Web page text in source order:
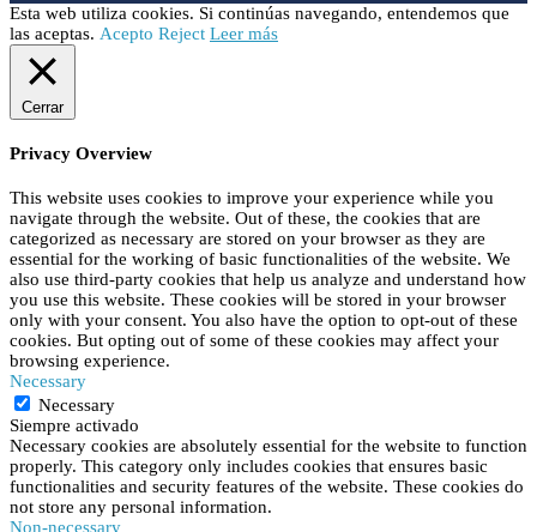
Esta web utiliza cookies. Si continúas navegando, entendemos que
las aceptas. Acepto Reject Leer más
Cerrar
Privacy Overview
This website uses cookies to improve your experience while you
navigate through the website. Out of these, the cookies that are
categorized as necessary are stored on your browser as they are
essential for the working of basic functionalities of the website. We
also use third-party cookies that help us analyze and understand how
you use this website. These cookies will be stored in your browser
only with your consent. You also have the option to opt-out of these
cookies. But opting out of some of these cookies may affect your
browsing experience.
Necessary
Necessary
Siempre activado
Necessary cookies are absolutely essential for the website to function
properly. This category only includes cookies that ensures basic
functionalities and security features of the website. These cookies do
not store any personal information.
Non-necessary